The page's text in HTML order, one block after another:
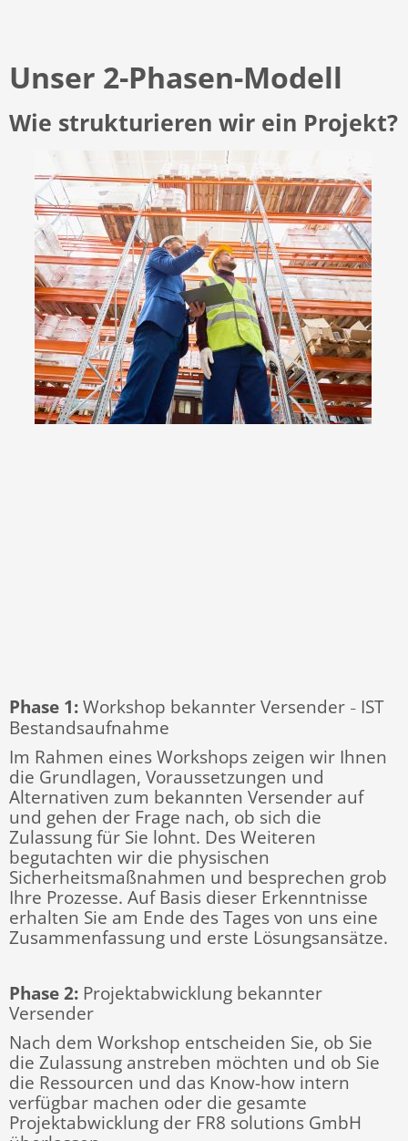
Unser 2-Phasen-Modell
Wie strukturieren wir ein Projekt?
Phase 1: Workshop bekannter Versender – IST
Bestandsaufnahme
Im Rahmen eines Workshops zeigen wir Ihnen
die Grundlagen, Voraussetzungen und
Alternativen zum bekannten Versender auf
und gehen der Frage nach, ob sich die
Zulassung für Sie lohnt. Des Weiteren
begutachten wir die physischen
Sicherheitsmaßnahmen und besprechen grob
Ihre Prozesse. Auf Basis dieser Erkenntnisse
erhalten Sie am Ende des Tages von uns eine
Zusammenfassung und erste Lösungsansätze.
Phase 2: Projektabwicklung bekannter
Versender
Nach dem Workshop entscheiden Sie, ob Sie
die Zulassung anstreben möchten und ob Sie
die Ressourcen und das Know-how intern
verfügbar machen oder die gesamte
Projektabwicklung der FR8 solutions GmbH